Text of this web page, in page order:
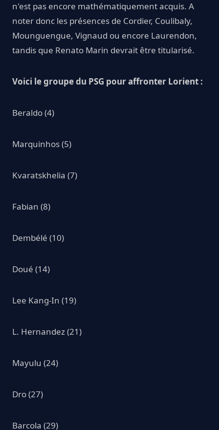
n'est pas encore mathématiquement acquis. A
noter donc les présences de Cordier, Coulibaly,
Mounguengue, Vignaud ou encore Laurendon,
tandis que Renato Marin devrait être titularisé.
Voici le groupe du PSG pour affronter Lorient :
Beraldo (4)
Marquinhos (5)
Kvaratskhelia (7)
Fabian (8)
Dembélé (10)
Doué (14)
Lee Kang-In (19)
L. Hernandez (21)
Mayulu (24)
Dro (27)
Barcola (29)